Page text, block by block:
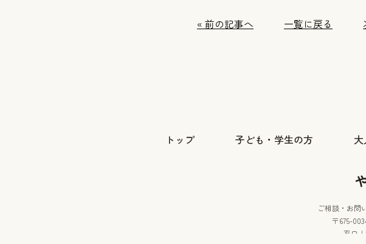
« 前の記事へ 一覧に戻る
トップ 子ども・学生の方
ご相談・お問
〒675-
平日